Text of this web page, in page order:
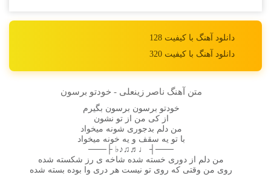
دانلود آهنگ با کیفیت 128
دانلود آهنگ با کیفیت 320
متن آهنگ ناصر زینعلی - خودتو برسون
خودتو برسون برسون بگیرم
از کی من از تو نشون
من دلم بدجوری شونه میخواد
با تو یه سقف و یه خونه میخواد
───┤ ♩♬♫♪♭ ├───
من دلم از دوری خسته شده شاخه ی رز شکسته شده
روی من وقتی که روی تو نیست هر دری وا بوده بسته شده